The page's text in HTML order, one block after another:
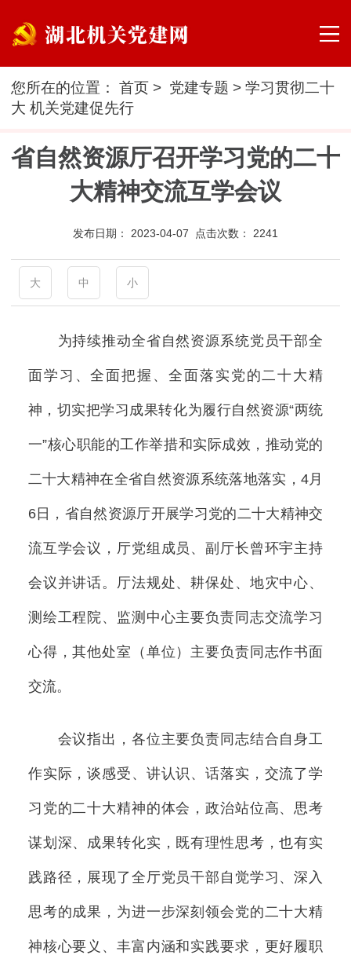
您所在的位置：首页 > 党建专题 >学习贯彻二十
大 机关党建促先行
省自然资源厅召开学习党的二十
大精神交流互学会议
发布日期： 2023-04-07 点击次数： 2241
大 中 小
为持续推动全省自然资源系统党员干部全
面学习、全面把握、全面落实党的二十大精
神，切实把学习成果转化为履行自然资源“两统
一”核心职能的工作举措和实际成效，推动党的
二十大精神在全省自然资源系统落地落实，4月
6日，省自然资源厅开展学习党的二十大精神交
流互学会议，厅党组成员、副厅长曾环宇主持
会议并讲话。厅法规处、耕保处、地灾中心、
测绘工程院、监测中心主要负责同志交流学习
心得，其他处室（单位）主要负责同志作书面
交流。
会议指出，各位主要负责同志结合自身工
作实际，谈感受、讲认识、话落实，交流了学
习党的二十大精神的体会，政治站位高、思考
谋划深、成果转化实，既有理性思考，也有实
践路径，展现了全厅党员干部自觉学习、深入
思考的成果，为进一步深刻领会党的二十大精
神核心要义、丰富内涵和实践要求，更好履职